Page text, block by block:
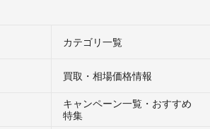
カテゴリ一覧
買取・相場価格情報
キャンペーン一覧・おすすめ
特集